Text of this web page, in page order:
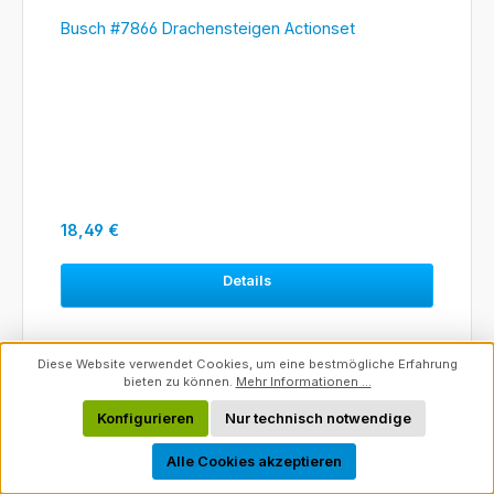
Busch #7866 Drachensteigen Actionset
Regulärer Preis:
18,49 €
Details
Werkzeugleiste anzeigen
Diese Website verwendet Cookies, um eine bestmögliche Erfahrung
bieten zu können. Mehr Informationen ...
Nur technisch notwendige
Konfigurieren
Alle Cookies akzeptieren